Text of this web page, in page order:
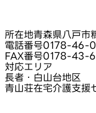
所在地青森県八戸市
電話番号0178-46-
FAX番号0178-43-
対応エリア
長者・白山台地区
青山荘在宅介護支援